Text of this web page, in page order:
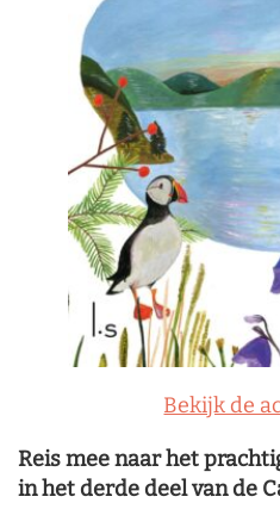
Bekijk de
Reis mee naar het
in het derde deel van de